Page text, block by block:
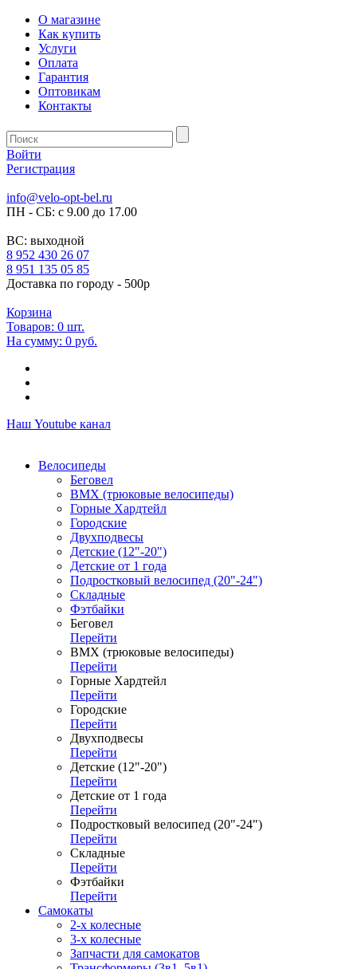
О магазине
Как купить
Услуги
Оплата
Гарантия
Оптовикам
Контакты
Войти
Регистрация
info@velo-opt-bel.ru
ПН - СБ: с 9.00 до 17.00
ВС: выходной
8 952 430 26 07
8 951 135 05 85
Доставка по городу - 500р
Корзина
Товаров: 0 шт.
На сумму: 0 руб.
Наш Youtube канал
Велосипеды
Беговел
ВМХ (трюковые велосипеды)
Горные Хардтейл
Городские
Двухподвесы
Детские (12"-20")
Детские от 1 года
Подростковый велосипед (20"-24")
Складные
Фэтбайки
Беговел
Перейти
ВМХ (трюковые велосипеды)
Перейти
Горные Хардтейл
Перейти
Городские
Перейти
Двухподвесы
Перейти
Детские (12"-20")
Перейти
Детские от 1 года
Перейти
Подростковый велосипед (20"-24")
Перейти
Складные
Перейти
Фэтбайки
Перейти
Самокаты
2-х колесные
3-х колесные
Запчасти для самокатов